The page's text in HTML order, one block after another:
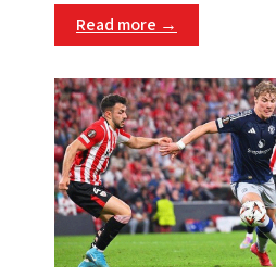
Read more →